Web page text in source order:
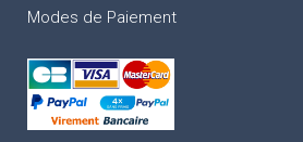
Modes de Paiement